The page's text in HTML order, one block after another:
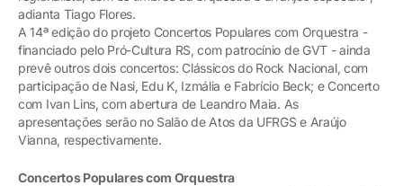
adianta Tiago Flores.
A 14ª edição do projeto Concertos Populares com Orquestra -
financiado pelo Pró-Cultura RS, com patrocínio de GVT - ainda
prevê outros dois concertos: Clássicos do Rock Nacional, com
participação de Nasi, Edu K, Izmália e Fabrício Beck; e Concerto
com Ivan Lins, com abertura de Leandro Maia. As
apresentações serão no Salão de Atos da UFRGS e Araújo
Vianna, respectivamente.
Concertos Populares com Orquestra